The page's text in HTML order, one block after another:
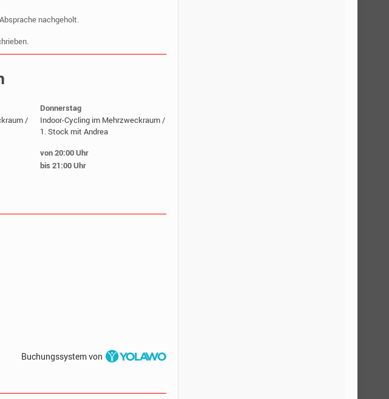
nachgeholt.
/
Donnerstag
Indoor-Cycling im Mehrzweckraum /
1. Stock mit Andrea
von 20:00 Uhr
bis 21:00 Uhr
Buchungssystem von